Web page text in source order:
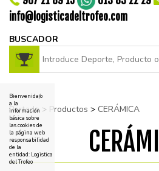
info@logisticadeltrofeo.com
BUSCADOR
Portada > Productos > CERÁMICA
Bienvenida/o
a la
información
básica sobre
las cookies de
la página web
responsabilidad
de la
entidad: Logistica
del Trofeo